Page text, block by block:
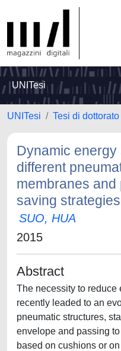
UNITesi
UNITesi Tesi di dottorato
Dynamic energy
different
membranes
saving strategies​
SUO, HUA
2015
Abstract
The necessity to reduce
recently leaded to an
pneumatic structures,
envelope and passing
based on cushions or